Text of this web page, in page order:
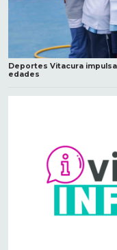
Deportes Vitacura
edades